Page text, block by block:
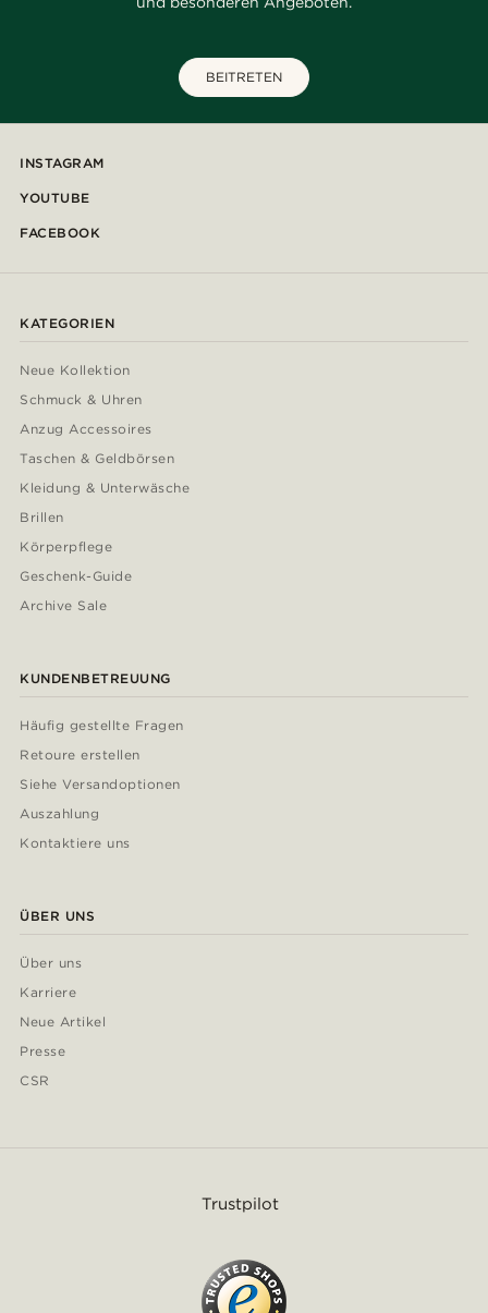
BEITRETEN
INSTAGRAM
YOUTUBE
FACEBOOK
KATEGORIEN
Neue Kollektion
Schmuck & Uhren
Anzug Accessoires
Taschen & Geldbörsen
Kleidung & Unterwäsche
Brillen
Körperpflege
Geschenk-Guide
Archive Sale
KUNDENBETREUUNG
Häufig gestellte Fragen
Retoure erstellen
Siehe Versandoptionen
Auszahlung
Kontaktiere uns
ÜBER UNS
Über uns
Karriere
Neue Artikel
Presse
CSR
Trustpilot